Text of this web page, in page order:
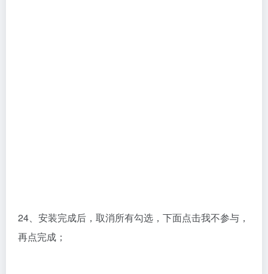
24、安装完成后，取消所有勾选，下面点击我不参与，
再点完成；